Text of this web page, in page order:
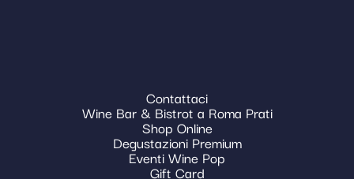
Contattaci
Wine Bar & Bistrot a Roma Prati
Shop Online
Degustazioni Premium
Eventi Wine Pop
Gift Card